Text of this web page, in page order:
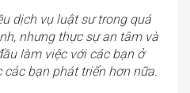
dịch vụ luật sư trong quá
nhưng thực sự an tâm và
làm việc với các bạn ở
các bạn phát triển hơn nữa.